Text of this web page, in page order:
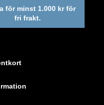
för minst 1.000 kr för
fri frakt.